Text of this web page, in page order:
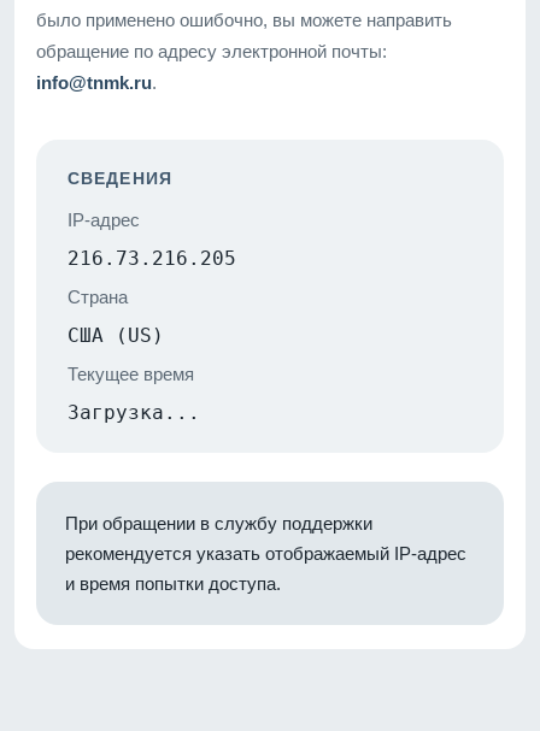
было применено ошибочно, вы можете направить
обращение по адресу электронной почты:
info@tnmk.ru.
СВЕДЕНИЯ
IP-адрес
216.73.216.205
Страна
США (US)
Текущее время
Загрузка...
При обращении в службу поддержки
рекомендуется указать отображаемый IP-адрес
и время попытки доступа.